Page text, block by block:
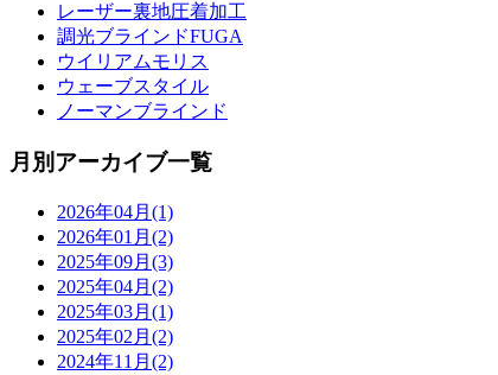
レーザー裏地圧着加工
調光ブラインドFUGA
ウイリアムモリス
ウェーブスタイル
ノーマンブラインド
月別アーカイブ一覧
2026年04月(1)
2026年01月(2)
2025年09月(3)
2025年04月(2)
2025年03月(1)
2025年02月(2)
2024年11月(2)